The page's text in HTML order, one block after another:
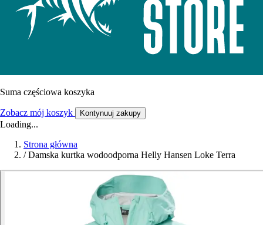
Suma częściowa koszyka
Zobacz mój koszyk Kontynuuj zakupy
Loading...
Strona główna
/ Damska kurtka wodoodporna Helly Hansen Loke Terra